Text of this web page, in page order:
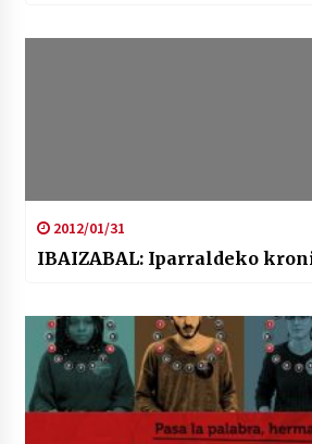
2012/01/31
IBAIZABAL: Iparraldeko